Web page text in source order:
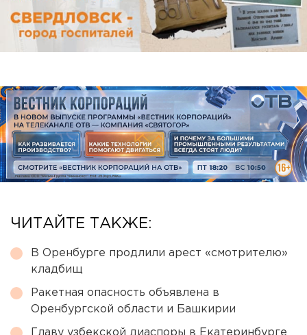
ЧИТАЙТЕ ТАКЖЕ:
В Оренбурге продлили арест «смотрителю»
кладбищ
Ракетная опасность объявлена в
Оренбургской области и Башкирии
Главу узбекской диаспоры в Екатеринбурге